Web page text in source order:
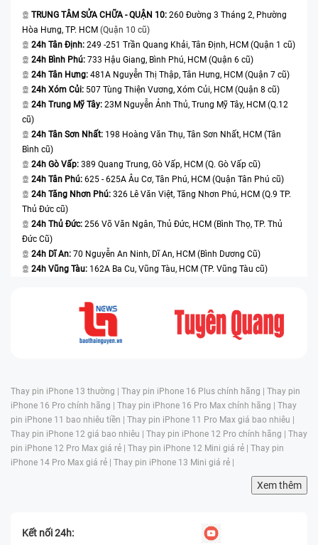
TRUNG TÂM SỬA CHỮA - QUẬN 10: 260 Đường 3 Tháng 2, Phường
Hòa Hưng, TP. HCM (Quận 10 cũ)
24h Tân Định: 249 -251 Trần Quang Khải, Tân Định, HCM (Quận 1 cũ)
24h Bình Phú: 733 Hậu Giang, Bình Phú, HCM (Quận 6 cũ)
24h Tân Hưng: 481A Nguyễn Thị Thập, Tân Hưng, HCM (Quận 7 cũ)
24h Xóm Củi: 507 Tùng Thiện Vương, Xóm Củi, HCM (Quận 8 cũ)
24h Trung Mỹ Tây: 23M Nguyễn Ảnh Thủ, Trung Mỹ Tây, HCM (Q.12
cũ)
24h Tân Sơn Nhất: 198 Hoàng Văn Thụ, Tân Sơn Nhất, HCM (Tân
Bình cũ)
24h Gò Vấp: 389 Quang Trung, Gò Vấp, HCM (Q. Gò Vấp cũ)
24h Tân Phú: 625 - 625A Âu Cơ, Tân Phú, HCM (Quận Tân Phú cũ)
24h Tăng Nhơn Phú: 326 Lê Văn Việt, Tăng Nhơn Phú, HCM (Q.9 TP.
Thủ Đức cũ)
24h Thủ Đức: 256 Võ Văn Ngân, Thủ Đức, HCM (Bình Thọ, TP. Thủ
Đức Cũ)
24h Dĩ An: 70 Nguyễn An Ninh, Dĩ An, HCM (Bình Dương Cũ)
24h Vũng Tàu: 162A Ba Cu, Vũng Tàu, HCM (TP. Vũng Tàu cũ)
Thay pin iPhone 13 thường | Thay pin iPhone 16 Plus chính hãng | Thay pin
iPhone 16 Pro chính hãng | Thay pin iPhone 16 Pro Max chính hãng | Thay
pin iPhone 11 bao nhiêu tiền | Thay pin iPhone 11 Pro Max giá bao nhiêu |
Thay pin iPhone 12 giá bao nhiêu | Thay pin iPhone 12 Pro chính hãng | Thay
pin iPhone 12 Pro Max giá rẻ | Thay pin iPhone 12 Mini giá rẻ | Thay pin
iPhone 14 Pro Max giá rẻ | Thay pin iPhone 13 Mini giá rẻ |
Xem thêm
Kết nối 24h: